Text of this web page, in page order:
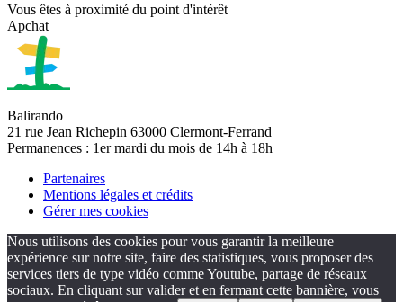
Vous êtes à proximité du point d'intérêt
Apchat
Balirando
21 rue Jean Richepin 63000 Clermont-Ferrand
Permanences : 1er mardi du mois de 14h à 18h
Partenaires
Mentions légales et crédits
Gérer mes cookies
Nous utilisons des cookies pour vous garantir la meilleure
expérience sur notre site, faire des statistiques, vous proposer des
services tiers de type vidéo comme Youtube, partage de réseaux
sociaux. En cliquant sur valider et en fermant cette bannière, vous